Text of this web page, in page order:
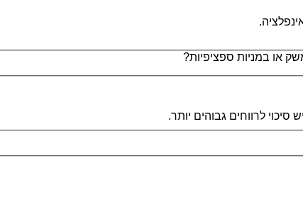
או במניות ספציפיות?
לרווחים גבוהים יותר.